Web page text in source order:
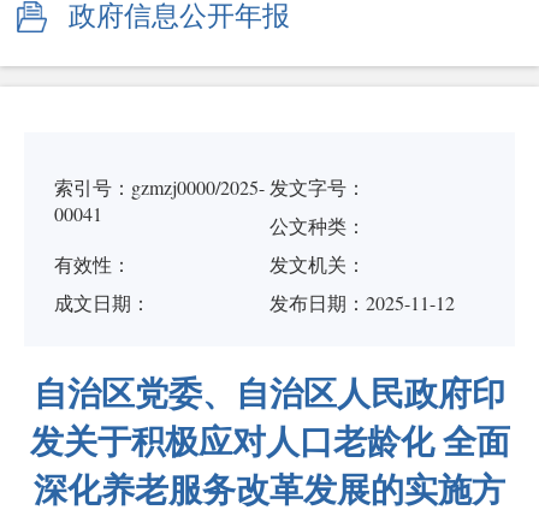
政府信息公开年报
索引号：gzmzj0000/2025-
00041
发文字号：
公文种类：
有效性：
发文机关：
成文日期：
发布日期：2025-11-12
自治区党委、自治区人民政府印
发关于积极应对人口老龄化 全面
深化养老服务改革发展的实施方